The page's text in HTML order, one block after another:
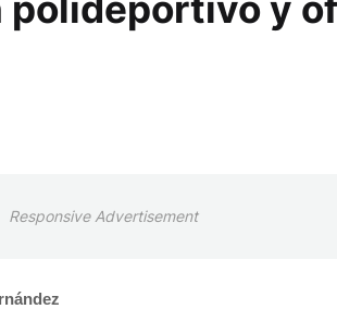
Responsive Advertisement